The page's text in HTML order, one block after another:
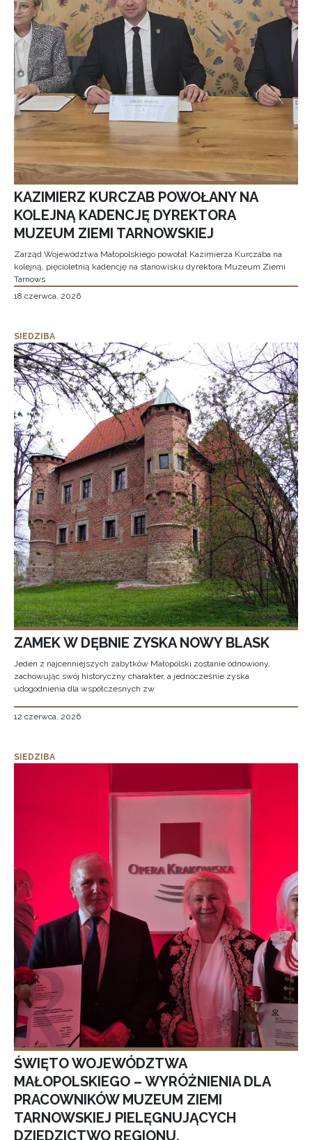
KAZIMIERZ KURCZAB POWOŁANY NA
KOLEJNĄ KADENCJĘ DYREKTORA
MUZEUM ZIEMI TARNOWSKIEJ
Zarząd Województwa Małopolskiego powołał Kazimierza Kurczaba na
kolejną, pięcioletnią kadencję na stanowisku dyrektora Muzeum Ziemi
Tarnows
18 czerwca, 2026
SIEDZIBA
ZAMEK W DĘBNIE ZYSKA NOWY BLASK
Jeden z najcenniejszych zabytków Małopolski zostanie odnowiony,
zachowując swój historyczny charakter, a jednocześnie zyska
udogodnienia dla współczesnych zw
12 czerwca, 2026
SIEDZIBA
ŚWIĘTO WOJEWÓDZTWA
MAŁOPOLSKIEGO – WYRÓŻNIENIA DLA
PRACOWNIKÓW MUZEUM ZIEMI
TARNOWSKIEJ PIELĘGNUJĄCYCH
DZIEDZICTWO REGIONU.